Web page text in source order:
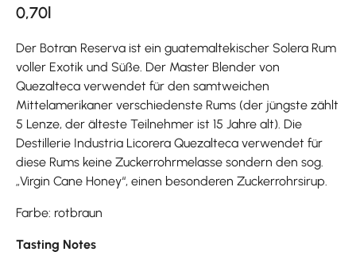
0,70l
Der Botran Reserva ist ein guatemaltekischer Solera Rum
voller Exotik und Süße. Der Master Blender von
Quezalteca verwendet für den samtweichen
Mittelamerikaner verschiedenste Rums (der jüngste zählt
5 Lenze, der älteste Teilnehmer ist 15 Jahre alt). Die
Destillerie Industria Licorera Quezalteca verwendet für
diese Rums keine Zuckerrohrmelasse sondern den sog.
„Virgin Cane Honey“, einen besonderen Zuckerrohrsirup.
Farbe: rotbraun
Tasting Notes